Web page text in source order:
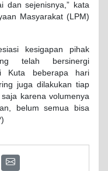
dan sejenisnya,” kata
Masyarakat (LPM)
kesigapan pihak
telah bersinergi
Kuta beberapa hari
juga dilakukan tiap
karena volumenya
belum semua bisa